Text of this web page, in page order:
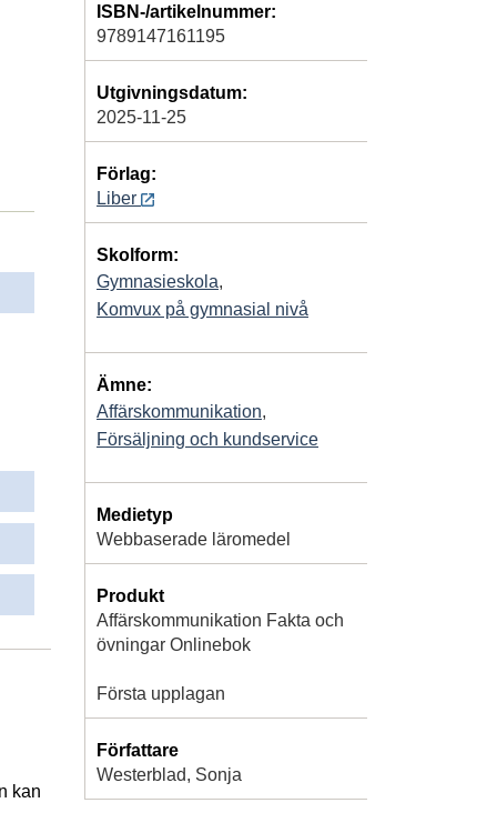
kan
ISBN-/artikelnummer:
9789147161195
Utgivningsdatum:
2025-11-25
Förlag:
Liber
Skolform:
Gymnasieskola,
Komvux på gymnasial nivå
Ämne:
Affärskommunikation,
Försäljning och kundservice
Medietyp
Webbaserade läromedel
Produkt
Affärskommunikation Fakta och
övningar Onlinebok
Första upplagan
Författare
Westerblad, Sonja